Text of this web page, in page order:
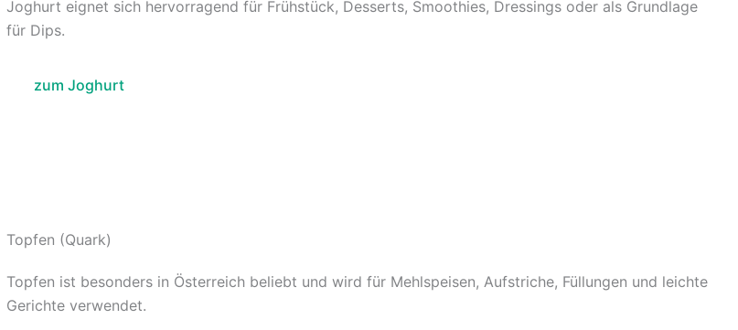
Joghurt eignet sich hervorragend für Frühstück, Desserts, Smoothies, Dressings oder als Grundlage
für Dips.
zum Joghurt
Topfen (Quark)
Topfen ist besonders in Österreich beliebt und wird für Mehlspeisen, Aufstriche, Füllungen und leichte
Gerichte verwendet.